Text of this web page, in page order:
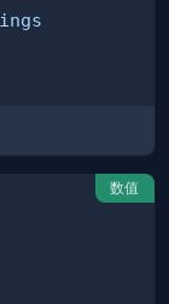
数值